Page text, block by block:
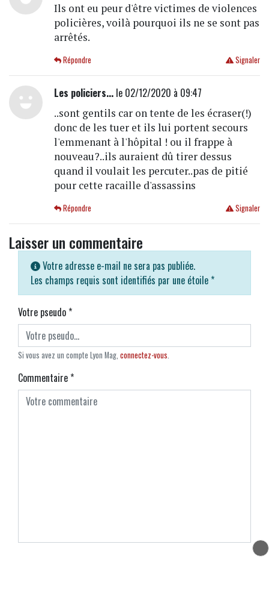
Ils ont eu peur d'être victimes de violences
policières, voilà pourquoi ils ne se sont pas
arrêtés.
Signaler
Répondre
Les policiers...le 02/12/2020 à 09:47
..sont gentils car on tente de les écraser(!)
donc de les tuer et ils lui portent secours
l'emmenant à l'hôpital ! ou il frappe à
nouveau?..ils auraient dû tirer dessus
quand il voulait les percuter..pas de pitié
pour cette racaille d'assassins
Signaler
Répondre
Laisser un commentaire
Votre adresse e-mail ne sera pas publiée.
Les champs requis sont identifiés par une étoile *
Votre pseudo*
Si vous avez un compte Lyon Mag, connectez-vous.
Commentaire*